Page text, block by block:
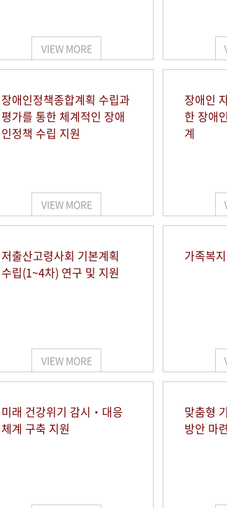
VIEW MORE
장애인정책종합계획 수립과
평가를 통한 체계적인 장애
인정책 수립 지원
VIEW MORE
장애인
한 장애
계
저출산고령사회 기본계획
수립(1~4차) 연구 및 지원
VIEW MORE
가족복
미래 건강위기 감시‧대응
체계 구축 지원
맞춤형
방안 마련